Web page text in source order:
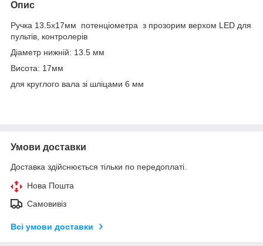
Опис
Ручка 13.5x17мм потенціометра з прозорим верхом LED для
пультів, контролерів
Діаметр нижній: 13.5 мм
Висота: 17мм
для круглого вала зі шліцами 6 мм
Умови доставки
Доставка здійснюється тільки по передоплаті.
Нова Пошта
Самовивіз
Всі умови доставки